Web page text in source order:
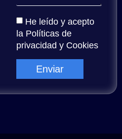
He leído y acepto
la Políticas de
privacidad y Cookies
Enviar